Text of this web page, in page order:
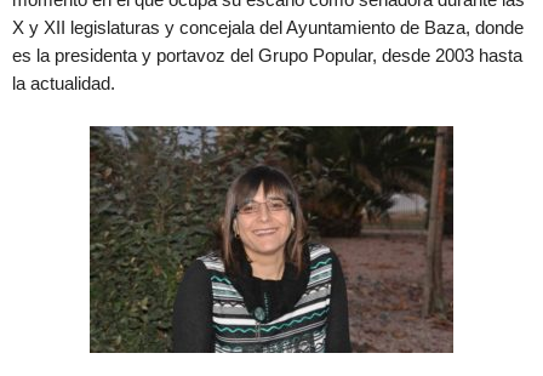
X y XII legislaturas y concejala del Ayuntamiento de Baza, donde
es la presidenta y portavoz del Grupo Popular, desde 2003 hasta
la actualidad.